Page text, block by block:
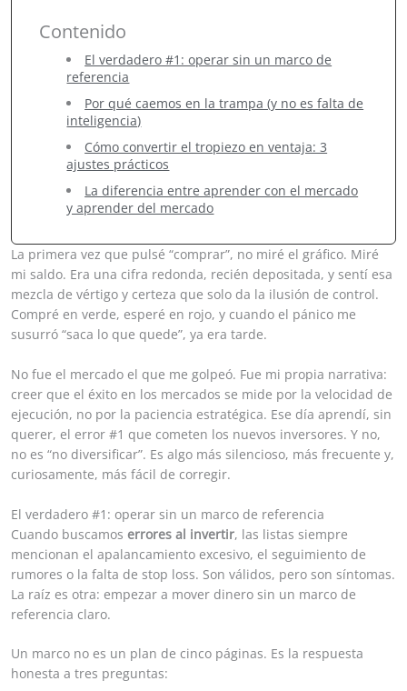
Contenido
El verdadero #1: operar sin un marco de
referencia
Por qué caemos en la trampa (y no es falta de
inteligencia)
Cómo convertir el tropiezo en ventaja: 3
ajustes prácticos
La diferencia entre aprender con el mercado
y aprender del mercado
La primera vez que pulsé “comprar”, no miré el gráfico. Miré
mi saldo. Era una cifra redonda, recién depositada, y sentí esa
mezcla de vértigo y certeza que solo da la ilusión de control.
Compré en verde, esperé en rojo, y cuando el pánico me
susurró “saca lo que quede”, ya era tarde.
No fue el mercado el que me golpeó. Fue mi propia narrativa:
creer que el éxito en los mercados se mide por la velocidad de
ejecución, no por la paciencia estratégica. Ese día aprendí, sin
querer, el error #1 que cometen los nuevos inversores. Y no,
no es “no diversificar”. Es algo más silencioso, más frecuente y,
curiosamente, más fácil de corregir.
El verdadero #1: operar sin un marco de referencia
Cuando buscamoserrores al invertir, las listas siempre
mencionan el apalancamiento excesivo, el seguimiento de
rumores o la falta de stop loss. Son válidos, pero son síntomas.
La raíz es otra: empezar a mover dinero sin un marco de
referencia claro.
Un marco no es un plan de cinco páginas. Es la respuesta
honesta a tres preguntas: